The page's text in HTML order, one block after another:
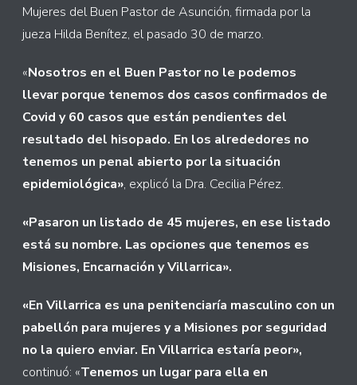
Mujeres del Buen Pastor de Asunción, firmada por la
jueza Hilda Benítez, el pasado 30 de marzo.
«Nosotros en el Buen Pastor no le podemos
llevar porque tenemos dos casos confirmados de
Covid y 60 casos que están pendientes del
resultado del hisopado. En los alrededores no
tenemos un penal abierto por la situación
epidemiológica», explicó la Dra. Cecilia Pérez.
«Pasaron un listado de 45 mujeres, en ese listado
está su nombre. Las opciones que tenemos es
Misiones, Encarnación y Villarrica».
«En Villarrica es una penitenciaría masculino con un
pabellón para mujeres y a Misiones por seguridad
no la quiero enviar. En Villarrica estaría peor»,
continuó: «Tenemos un lugar para ella en